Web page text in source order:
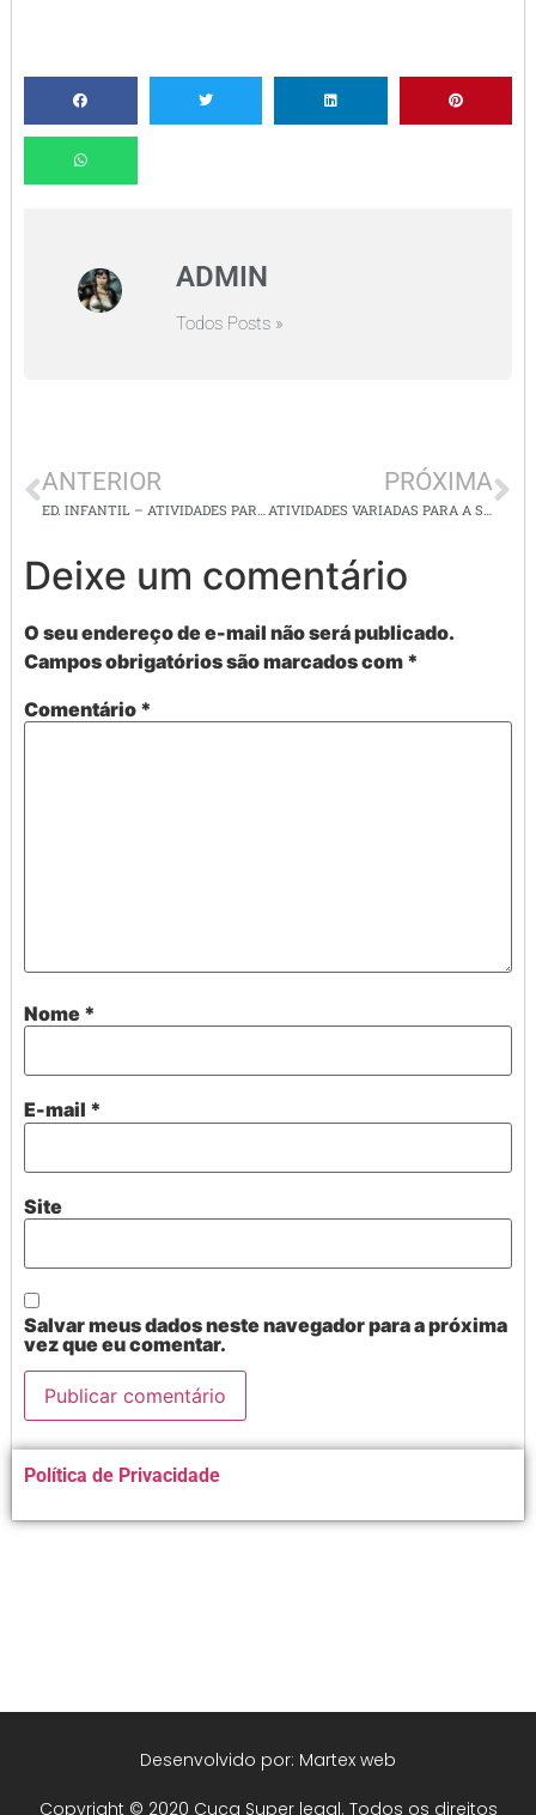
ADMIN
Todos Posts »
ANTERIOR PRÓXIMA
Deixe um comentário
O seu endereço de e-mail não será publicado.
Campos obrigatórios são marcados com *
Comentário *
Nome *
E-mail *
Site
Salvar meus dados neste navegador para a próxima
vez que eu comentar.
Alternative:
Política de Privacidade
Copyright © 2020 Cuca Super legal. Todos os direitos
Desenvolvido por: Martex web